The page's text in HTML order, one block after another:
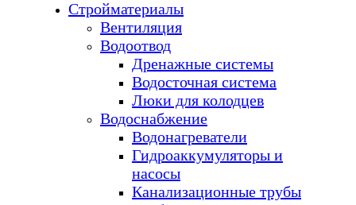
Стройматериалы
Вентиляция
Водоотвод
Дренажные системы
Водосточная система
Люки для колодцев
Водоснабжение
Водонагреватели
Гидроаккумуляторы и
насосы
Канализационные трубы